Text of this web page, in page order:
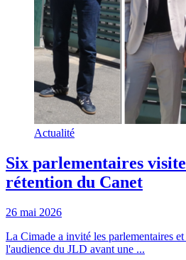
Actualité
Six parlementaires
rétention du Canet
26 mai 2026
La Cimade a invité les parlementaires et
l'audience du JLD avant une ...